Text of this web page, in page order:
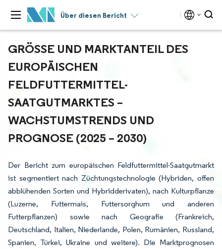
Über diesen Bericht
GRÖSSE UND MARKTANTEIL DES E
UROPÄISCHEN F
ELDFUTTERMITTEL-S
AATGUTMARKTES – W
ACHSTUMSTRENDS UND P
ROGNOSE (2025 – 2030)
Der Bericht zum europäischen Feldfuttermittel-Saatgutmarkt
ist segmentiert nach Züchtungstechnologie (Hybriden, offen
abblühenden Sorten und Hybridderivaten), nach Kulturpflanze
(Luzerne, Futtermais, Futtersorghum und anderen
Futterpflanzen) sowie nach Geografie (Frankreich,
Deutschland, Italien, Niederlande, Polen, Rumänien, Russland,
Spanien, Türkei, Ukraine und weitere). Die Marktprognosen